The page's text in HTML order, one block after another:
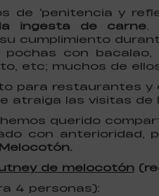
de ‘penitencia y
ingesta de carne.
cumplimiento
pochas con
etc; muchos de
para restaurantes
atraiga las visitas
querido
con anterioridad,
de melocotón
4 personas):